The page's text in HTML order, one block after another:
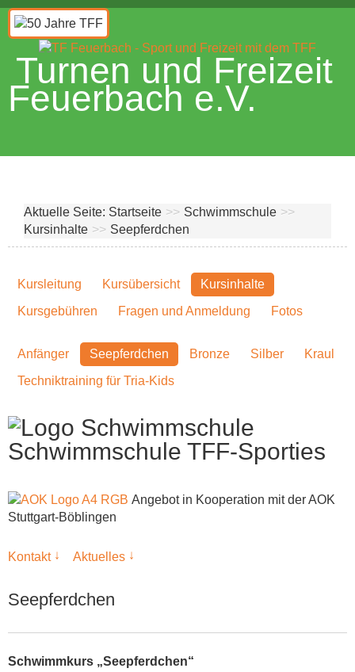
Turnen und Freizeit
Feuerbach e.V.
Aktuelle Seite: Startseite >> Schwimmschule >>
Kursinhalte >> Seepferdchen
Kursleitung Kursübersicht
Kursinhalte
Kursgebühren
Fragen und Anmeldung Fotos
Anfänger Seepferdchen Bronze Silber
Kraul
Techniktraining für Tria-Kids
Schwimmschule TFF-Sporties
Angebot in Kooperation mit der AOK
Stuttgart-Böblingen
Kontakt↓ Aktuelles ↓
Seepferdchen
Schwimmkurs „Seepferdchen“